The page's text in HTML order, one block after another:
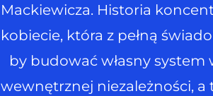
Mackiewicza. Historia
kobiecie, która z pełną
by budować własny
wewnętrznej niezależności,